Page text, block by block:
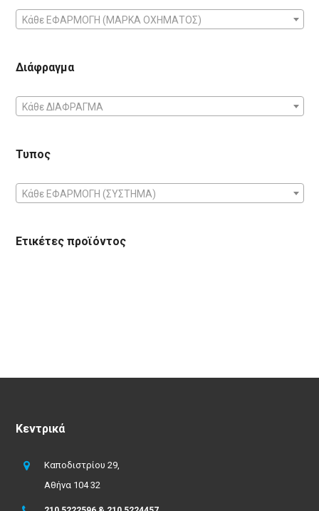
Κάθε ΕΦΑΡΜΟΓΗ (ΜΑΡΚΑ ΟΧΗΜΑΤΟΣ)
Διάφραγμα
Κάθε ΔΙΑΦΡΑΓΜΑ
Τυπος
Κάθε ΕΦΑΡΜΟΓΗ (ΣΥΣΤΗΜΑ)
Ετικέτες προϊόντος
Κεντρικά
Καποδιστρίου 29,
Αθήνα 104 32